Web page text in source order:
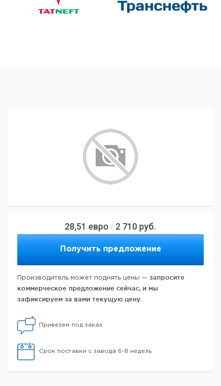
28,51 евро / 2 710 руб.
Получить предложение
Производитель может поднять цены — запросите
коммерческое предложение сейчас, и мы
зафиксируем за вами текущую цену.
Привезем под заказ
Срок поставки с завода 6-8 недель